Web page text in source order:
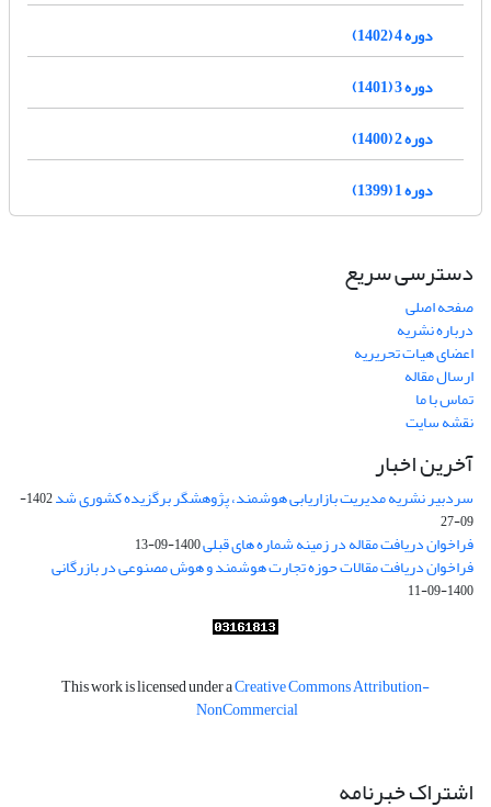
دوره 4 (1402)
دوره 3 (1401)
دوره 2 (1400)
دوره 1 (1399)
دسترسی سریع
صفحه اصلی
درباره نشریه
اعضای هیات تحریریه
ارسال مقاله
تماس با ما
نقشه سایت
آخرین اخبار
سردبیر نشریه مدیریت بازاریابی هوشمند، پژوهشگر برگزیده کشوری شد
1402-
09-27
فراخوان دریافت مقاله در زمینه شماره های قبلی1400-09-13
فراخوان دریافت مقالات حوزه تجارت هوشمند و هوش مصنوعی در بازرگانی
1400-09-11
This work is licensed under aCreative Commons Attribution-
NonCommercial
اشتراک خبرنامه